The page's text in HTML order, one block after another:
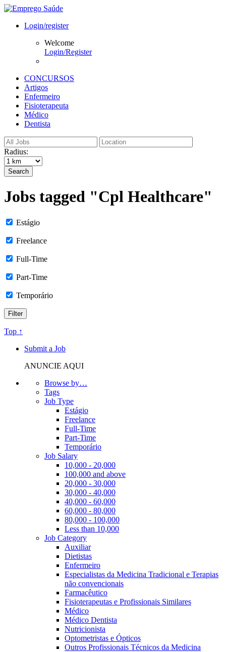
Login/register
Welcome
Login/Register
CONCURSOS
Artigos
Enfermeiro
Fisioterapeuta
Médico
Dentista
Radius:
Search
Jobs tagged "Cpl Healthcare"
Estágio
Freelance
Full-Time
Part-Time
Temporário
Top ↑
Submit a Job
ANUNCIE AQUI
Browse by…
Tags
Job Type
Estágio
Freelance
Full-Time
Part-Time
Temporário
Job Salary
10,000 - 20,000
100,000 and above
20,000 - 30,000
30,000 - 40,000
40,000 - 60,000
60,000 - 80,000
80,000 - 100,000
Less than 10,000
Job Category
Auxiliar
Dietistas
Enfermeiro
Especialistas da Medicina Tradicional e Terapias
não convencionais
Farmacêutico
Fisioterapeutas e Profissionais Similares
Médico
Médico Dentista
Nutricionista
Optometristas e Ópticos
Outros Profissionais Técnicos da Medicina